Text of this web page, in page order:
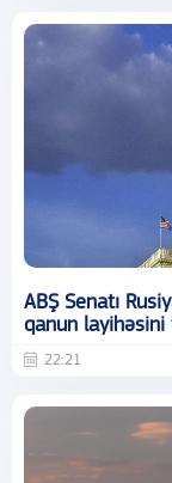
ABŞ Senatı
qanun layihəsini
22:21